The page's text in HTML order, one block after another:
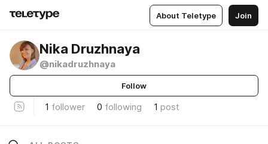
About Teletype Join
Nika Druzhnaya
@nikadruzhnaya
Follow
1 follower 0 following 1 post